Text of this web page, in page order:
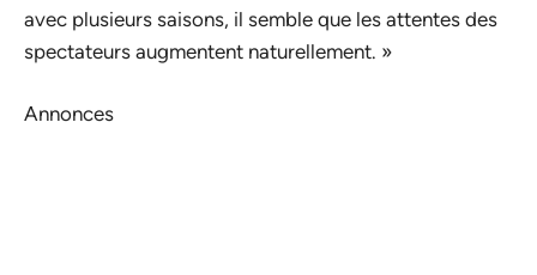
avec plusieurs saisons, il semble que les attentes des
spectateurs augmentent naturellement. »
Annonces